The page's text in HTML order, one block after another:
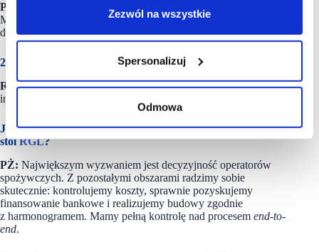
Zezwól na wszystkie
Spersonalizuj
Odmowa
PŻ:
Tak, kolejne projekty są już przeznaczone do funduszu.
Mówimy o około 20 nowych projektach to jest minimum, które
dziś komunikujemy.
20 projektów w perspektywie trzech lat?
RG:Tak. Wszystkie te projekty od początku są planowane jako
inwestycje funduszowe.
Jakie są trzy największe wyzwania przed którymi dzisiaj
stoiRGL?
PŻ: Największym wyzwaniem jest decyzyjność operatorów
spożywczych. Z pozostałymi obszarami radzimy sobie
skutecznie: kontrolujemy koszty, sprawnie pozyskujemy
finansowanie bankowe i realizujemy budowy zgodnie
z harmonogramem. Mamy pełną kontrolę nad procesem end-to-
end.